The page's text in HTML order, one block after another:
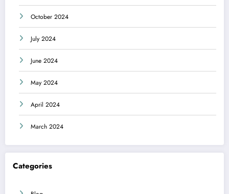
October 2024
July 2024
June 2024
May 2024
April 2024
March 2024
Categories